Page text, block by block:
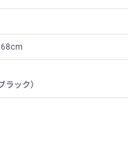
ラック）